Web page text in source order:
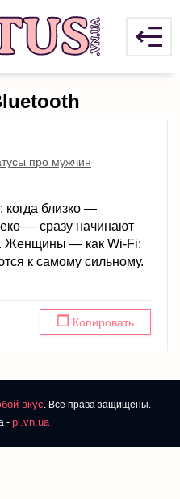
про мужчин
близко —
— сразу начинают
Женщины — как Wi-Fi:
к самому сильному.
❐ Копировать
вкус. Все права защищены.
- pl.vn.ua